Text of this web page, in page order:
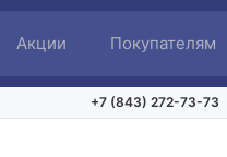
Акции Покупателям
+7 (843) 272-73-73